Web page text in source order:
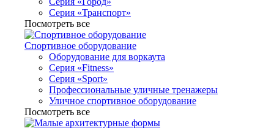
Серия «Транспорт»
Посмотреть все
Спортивное оборудование
Оборудование для воркаута
Серия «Fitness»
Серия «Sport»
Профессиональные уличные тренажеры
Уличное спортивное оборудование
Посмотреть все